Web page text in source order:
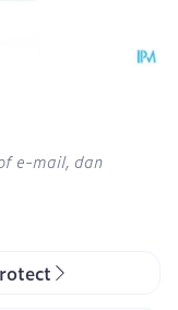
e-mail, dan